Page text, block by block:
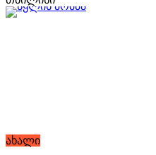
ახალი